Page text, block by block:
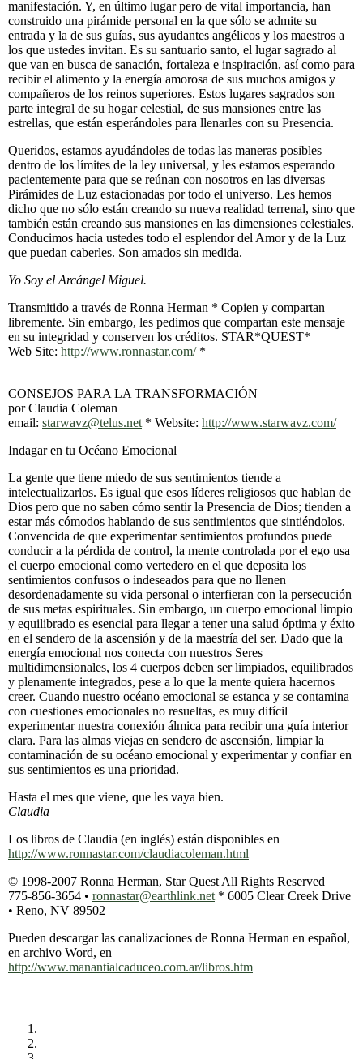
manifestación. Y, en último lugar pero de vital importancia, han
construido una pirámide personal en la que sólo se admite su
entrada y la de sus guías, sus ayudantes angélicos y los maestros a
los que ustedes invitan. Es su santuario santo, el lugar sagrado al
que van en busca de sanación, fortaleza e inspiración, así como para
recibir el alimento y la energía amorosa de sus muchos amigos y
compañeros de los reinos superiores. Estos lugares sagrados son
parte integral de su hogar celestial, de sus mansiones entre las
estrellas, que están esperándoles para llenarles con su Presencia.
Queridos, estamos ayudándoles de todas las maneras posibles
dentro de los límites de la ley universal, y les estamos esperando
pacientemente para que se reúnan con nosotros en las diversas
Pirámides de Luz estacionadas por todo el universo. Les hemos
dicho que no sólo están creando su nueva realidad terrenal, sino que
también están creando sus mansiones en las dimensiones celestiales.
Conducimos hacia ustedes todo el esplendor del Amor y de la Luz
que puedan caberles. Son amados sin medida.
Yo Soy el Arcángel Miguel.
Transmitido a través de Ronna Herman * Copien y compartan
libremente. Sin embargo, les pedimos que compartan este mensaje
en su integridad y conserven los créditos. STAR*QUEST*
Web Site: http://www.ronnastar.com/*
CONSEJOS PARA LA TRANSFORMACIÓN
por Claudia Coleman
email: starwavz@telus.net * Website: http://www.starwavz.com/
Indagar en tu Océano Emocional
La gente que tiene miedo de sus sentimientos tiende a
intelectualizarlos. Es igual que esos líderes religiosos que hablan de
Dios pero que no saben cómo sentir la Presencia de Dios; tienden a
estar más cómodos hablando de sus sentimientos que sintiéndolos.
Convencida de que experimentar sentimientos profundos puede
conducir a la pérdida de control, la mente controlada por el ego usa
el cuerpo emocional como vertedero en el que deposita los
sentimientos confusos o indeseados para que no llenen
desordenadamente su vida personal o interfieran con la persecución
de sus metas espirituales. Sin embargo, un cuerpo emocional limpio
y equilibrado es esencial para llegar a tener una salud óptima y éxito
en el sendero de la ascensión y de la maestría del ser. Dado que la
energía emocional nos conecta con nuestros Seres
multidimensionales, los 4 cuerpos deben ser limpiados, equilibrados
y plenamente integrados, pese a lo que la mente quiera hacernos
creer. Cuando nuestro océano emocional se estanca y se contamina
con cuestiones emocionales no resueltas, es muy difícil
experimentar nuestra conexión álmica para recibir una guía interior
clara. Para las almas viejas en sendero de ascensión, limpiar la
contaminación de su océano emocional y experimentar y confiar en
sus sentimientos es una prioridad.
Hasta el mes que viene, que les vaya bien.
Claudia
Los libros de Claudia (en inglés) están disponibles en
http://www.ronnastar.com/claudiacoleman.html
© 1998-2007 Ronna Herman, Star Quest All Rights Reserved
775-856-3654 • ronnastar@earthlink.net * 6005 Clear Creek Drive
• Reno, NV 89502
Pueden descargar las canalizaciones de Ronna Herman en español,
en archivo Word, en
http://www.manantialcaduceo.com.ar/libros.htm